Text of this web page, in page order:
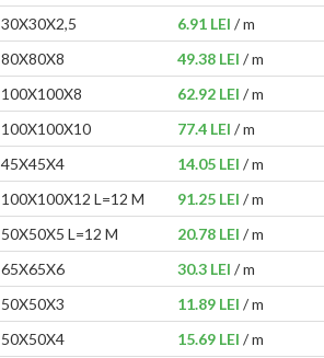
30X30X2,5 6.91 LEI / m
80X80X8 49.38 LEI / m
100X100X8 62.92 LEI / m
100X100X10 77.4 LEI / m
45X45X4 14.05 LEI / m
100X100X12 L=12 M 91.25 LEI / m
50X50X5 L=12 M 20.78 LEI / m
65X65X6 30.3 LEI / m
50X50X3 11.89 LEI / m
50X50X4 15.69 LEI / m